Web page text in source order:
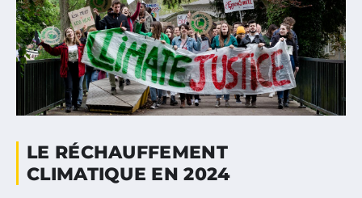
LE RÉCHAUFFEMENT
CLIMATIQUE EN 2024